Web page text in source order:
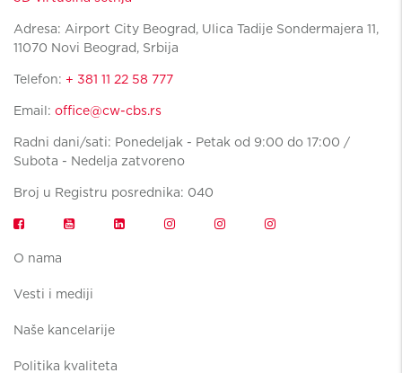
Adresa: Airport City Beograd, Ulica Tadije Sondermajera 11,
11070 Novi Beograd, Srbija
Telefon: + 381 11 22 58 777
Email: office@cw-cbs.rs
Radni dani/sati: Ponedeljak - Petak od 9:00 do 17:00 /
Subota - Nedelja zatvoreno
Broj u Registru posrednika: 040
O nama
Vesti i mediji
Naše kancelarije
Politika kvaliteta